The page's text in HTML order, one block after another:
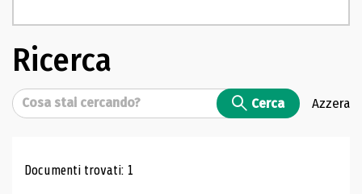
Ricerca
Cerca Cerca Azzera
Risultati di ricerca
Documenti trovati: 1